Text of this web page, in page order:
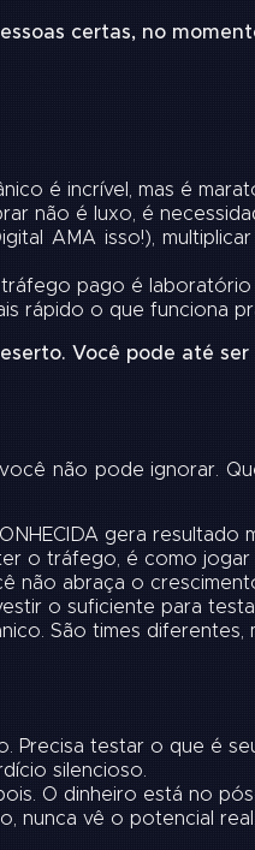
certas, no
é incrível, mas é
não é luxo, é
AMA isso!),
pago é laboratório
rápido o que funciona
Você pode até
não pode ignorar.
gera resultado
o tráfego, é como jogar
não abraça o
o suficiente para
São times diferentes,
Precisa testar o que é
silencioso.
O dinheiro está no
nunca vê o potencial real.